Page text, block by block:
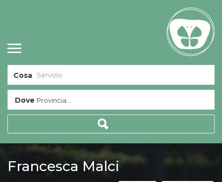
Cosa
Dove Provincia...
Francesca Malci